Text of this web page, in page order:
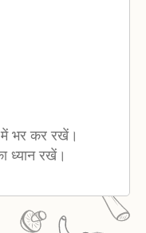
में भर कर रखें।
ध्यान रखें।